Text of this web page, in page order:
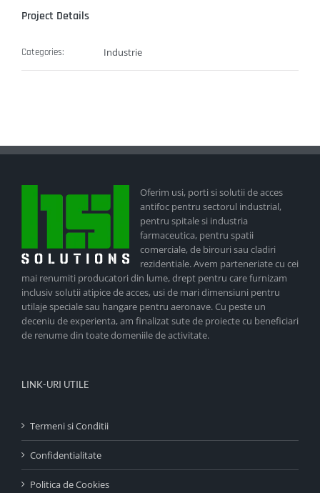
Project Details
Categories: Industrie
Oferim usi, porti si solutii de acces
antifoc pentru sectorul industrial,
pentru spitale si industria
farmaceutica, pentru spatii
comerciale, de birouri sau cladiri
rezidentiale. Avem parteneriate cu cei
mai renumiti producatori din lume, drept pentru care furnizam
inclusiv solutii atipice de acces, usi de mari dimensiuni pentru
utilaje speciale sau hangare pentru aeronave. Cu peste un
deceniu de experienta, am finalizat sute de proiecte cu beneficiari
de renume din toate domeniile de activitate.
LINK-URI UTILE
Termeni si Conditii
Confidentialitate
Politica de Cookies